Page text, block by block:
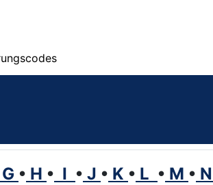
G • H • I • J • K • L • M • N